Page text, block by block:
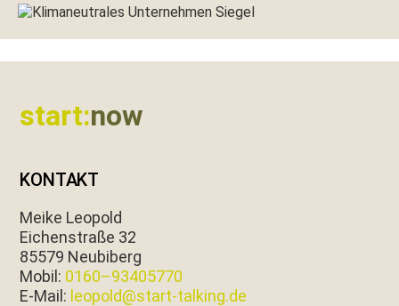
start:now
KONTAKT
Meike Leopold
Eichen­straße 32
85579 Neubiberg
Mobil: 0160–93405770
E‑Mail: leopold@start-talking.de